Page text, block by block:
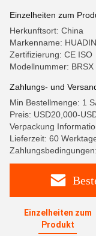
Einzelheiten zum
Herkunftsort: China
Markenname:
Zertifizierung: CE ISO
Modellnummer: BRSX
Zahlungs- und
Min Bestellmenge: 1
Preis: USD20,000-
Verpackung
Lieferzeit: 60
Einzelheiten zum
Produkt